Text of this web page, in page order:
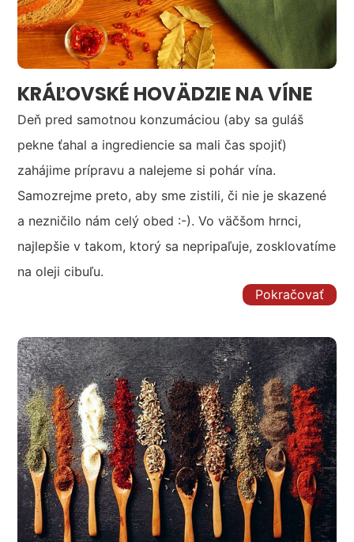
KRÁĽOVSKÉ HOVÄDZIE NA VÍNE
Deň pred samotnou konzumáciou (aby sa guláš
pekne ťahal a ingrediencie sa mali čas spojiť)
zahájime prípravu a nalejeme si pohár vína.
Samozrejme preto, aby sme zistili, či nie je skazené
a nezničilo nám celý obed :-). Vo väčšom hrnci,
najlepšie v takom, ktorý sa nepripaľuje, zosklovatíme
na oleji cibuľu.
Pokračovať